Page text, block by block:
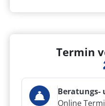
Termin
Beratungs-
Online